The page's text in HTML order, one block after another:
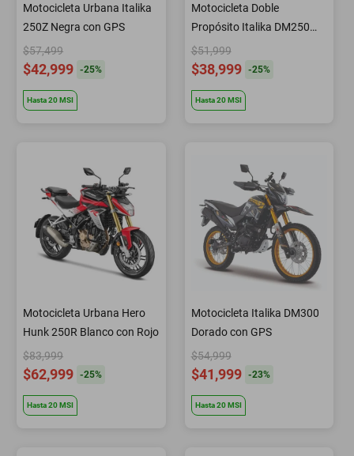
Motocicleta Urbana Italika
250Z Negra con GPS
$57,499
$42,999 -25%
Hasta20MSI
Motocicleta Doble
Propósito Italika DM250
con GPS Negra con Verde
$51,999
$38,999 -25%
Hasta20MSI
Motocicleta Urbana Hero
Hunk 250R Blanco con Rojo
$83,999
$62,999 -25%
Hasta20MSI
Motocicleta Italika DM300
Dorado con GPS
$54,999
$41,999 -23%
Hasta20MSI